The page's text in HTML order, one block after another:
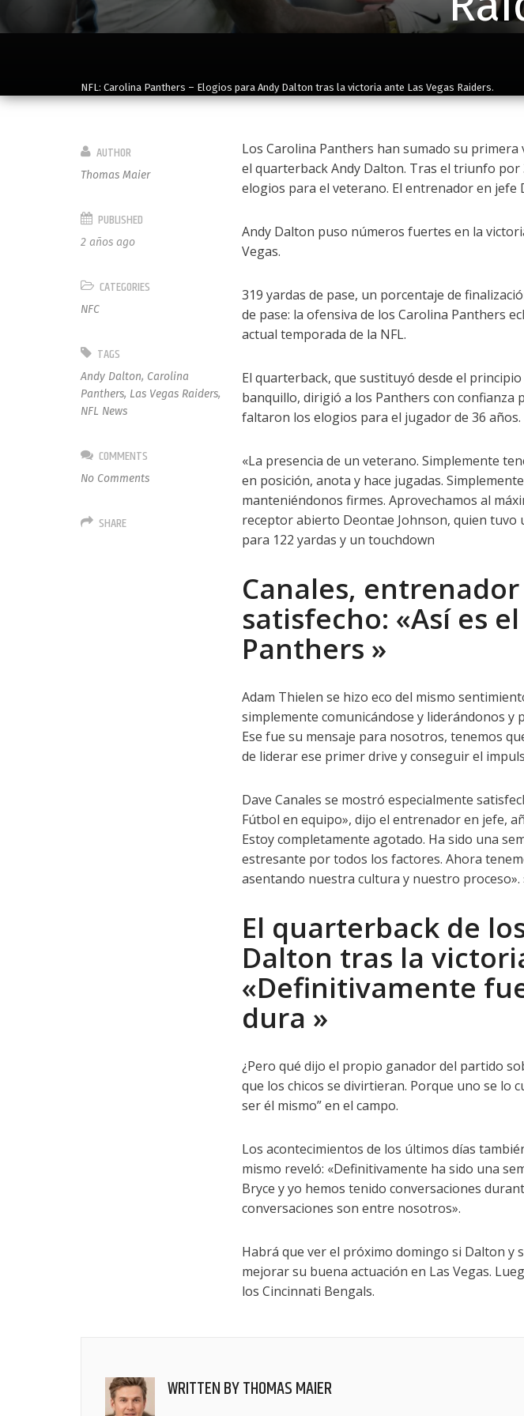
NFL: Carolina Panthers – Elogios para Andy Dalton tras la victoria ante Las Vegas Raiders.
Los Carolina Panthers han sumado su
el quarterback Andy Dalton. Tras el triunfo por
elogios para el veterano. El entrenador en jefe
Andy Dalton puso números fuertes en la
Vegas.
319 yardas de pase, un porcentaje de
de pase: la ofensiva de los Carolina Panthers
actual temporada de la NFL.
El quarterback, que sustituyó desde el
banquillo, dirigió a los Panthers con confianza
faltaron los elogios para el jugador de 36 años.
«La presencia de un veterano. Simplemente
en posición, anota y hace jugadas.
manteniéndonos firmes. Aprovechamos al
receptor abierto Deontae Johnson, quien tuvo
para 122 yardas y un touchdown
Canales,
satisfecho: «Así es
Panthers »
Adam Thielen se hizo eco del mismo
simplemente comunicándose y liderándonos y
Ese fue su mensaje para nosotros, tenemos
de liderar ese primer drive y conseguir el
Dave Canales se mostró especialmente
Fútbol en equipo», dijo el entrenador en jefe,
Estoy completamente agotado. Ha sido una
estresante por todos los factores. Ahora
asentando nuestra cultura y nuestro proceso».
El quarterback de
Dalton tras la
«Definitivamente
dura »
¿Pero qué dijo el propio ganador del partido
que los chicos se divirtieran. Porque uno se lo
ser él mismo” en el campo.
Los acontecimientos de los últimos días
mismo reveló: «Definitivamente ha sido una
Bryce y yo hemos tenido conversaciones
conversaciones son entre nosotros».
Habrá que ver el próximo domingo si Dalton y
mejorar su buena actuación en Las Vegas.
los Cincinnati Bengals.
AUTHOR
Thomas Maier
PUBLISHED
2 años ago
CATEGORIES
NFC
TAGS
Andy Dalton, Carolina
Panthers, Las Vegas Raiders,
NFL News
COMMENTS
No Comments
SHARE
WRITTEN BYTHOMAS MAIER